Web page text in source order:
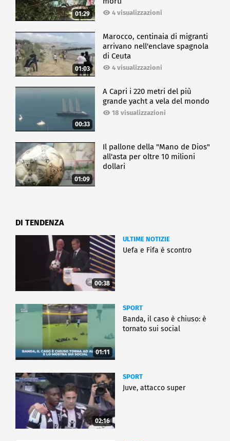
01:29 4 visualizzazioni
01:03
Marocco, centinaia di migranti
arrivano nell'enclave spagnola
di Ceuta
4 visualizzazioni
00:33
A Capri i 220 metri del più
grande yacht a vela del mondo
18 visualizzazioni
01:09
Il pallone della "Mano de Dios"
all'asta per oltre 10 milioni
dollari
DI TENDENZA
00:38
ULTIME NOTIZIE
Uefa e Fifa è scontro
01:11
SPORT
Banda, il caso è chiuso: è
tornato sui social
02:16
SPORT
Juve, attacco super